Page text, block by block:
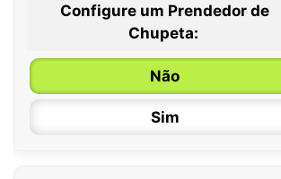
0 / 6 meses
6 / 36 meses
Configure um Prendedor de
Chupeta:
Não
Sim